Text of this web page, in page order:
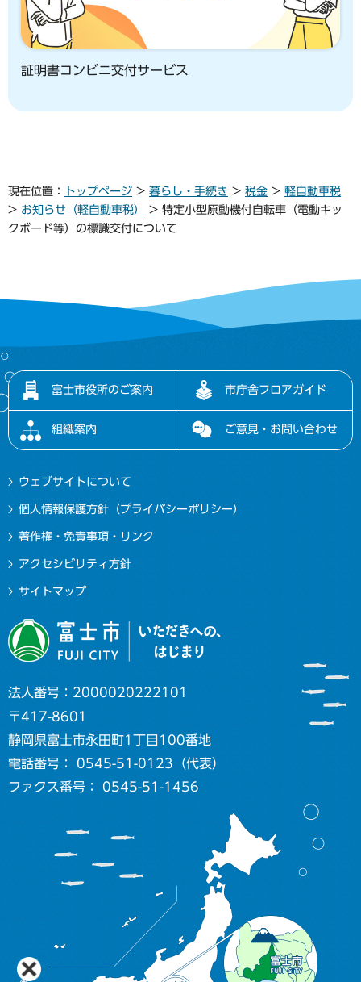
証明書コンビニ交付サービス
現在位置： トップページ > 暮らし・手続き > 税金 > 軽自動車税
> お知らせ（軽自動車税）
> 特定小型原動機付自転車（電動キッ
クボード等）の標識交付について
富士市役所のご案内 市庁舎フロアガイド
組織案内 ご意見・お問い合わせ
ウェブサイトについて
個人情報保護方針（プライバシーポリシー）
著作権・免責事項・リンク
アクセシビリティ方針
サイトマップ
法人番号：2000020222101
〒417-8601
静岡県富士市永田町1丁目100番地
電話番号： 0545-51-0123（代表）
ファクス番号： 0545-51-1456